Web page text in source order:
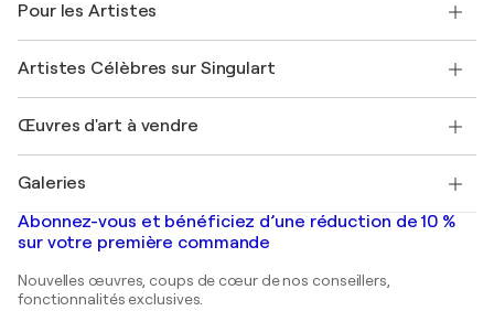
Offrir une carte cadeau
Rejoignez notre programme commercial
Mon compte
+33 1 76 44 06 42
FAQ
Magazine Singulart
Emplois
Découvrez une sélection d'art original
Pour les Artistes
Se connecter en tant qu'Artiste
Artistes Célèbres sur Singulart
Marc Chagall
Banksy
Mr. Brainwash
Shepard Fairey
Œuvres d'art à vendre
Tableaux abstraits à vendre
Peintures de paysage
Estampes
Peintures acryliques
Galeries
Galeries d'art en France
Galeries d'art en Belgique
Abonnez-vous et bénéficiez d’une réduction de 10 %
sur votre première commande
Nouvelles œuvres, coups de cœur de nos conseillers,
fonctionnalités exclusives.